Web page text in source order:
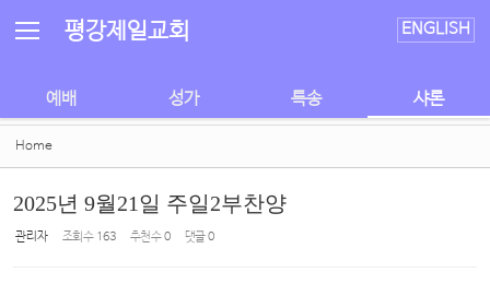
평강제일교회 ENGLISH
예배 성가 특송 샤론
Home
2025년 9월21일 주일2부찬양
관리자 조회 수 163 추천 수0 댓글0